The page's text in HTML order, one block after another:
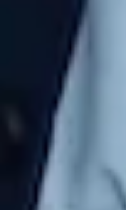
Adresse e-mail* :
Numéro de téléphone* :
Message (facultatif) :